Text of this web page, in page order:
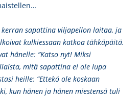
kerran sapattina viljapellon laitaa, ja
kulkiessaan katkoa tähkäpäitä.
hänelle: ”Katso nyt! Miksi
mitä sapattina ei ole lupa
heille: ”Ettekö ole koskaan
kun hänen ja hänen miestensä tuli